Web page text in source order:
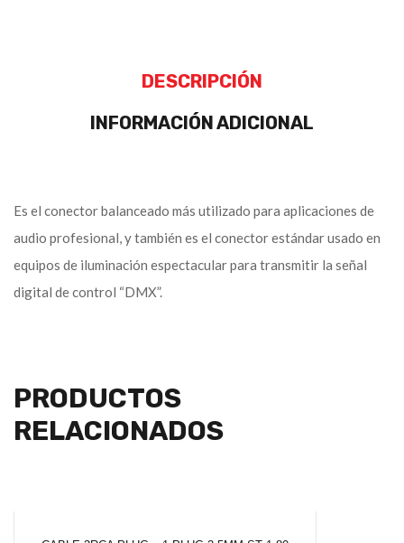
DESCRIPCIÓN
INFORMACIÓN ADICIONAL
Es el conector balanceado más utilizado para aplicaciones de
audio profesional, y también es el conector estándar usado en
equipos de iluminación espectacular para transmitir la señal
digital de control “DMX”.
PRODUCTOS
RELACIONADOS